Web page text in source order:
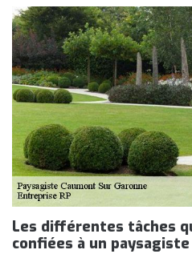
Les différentes tâches
confiées à un paysagiste